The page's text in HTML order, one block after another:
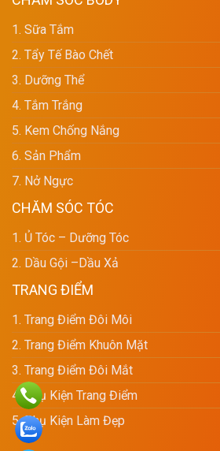
1. Sữa Tắm
2. Tẩy Tế Bào Chết
3. Dưỡng Thể
4. Tắm Trắng
5. Kem Chống Nắng
6. Sản Phẩm
7. Nở Ngực
CHĂM SÓC TÓC
1. Ủ Tóc – Dưỡng Tóc
2. Dầu Gội –dầu Xả
TRANG ĐIỂM
1. Trang Điểm Đôi Môi
2. Trang Điểm Khuôn Mặt
3. Trang Điểm Đôi Mắt
4. Phụ Kiện Trang Điểm
5. Phụ Kiện Làm Đẹp